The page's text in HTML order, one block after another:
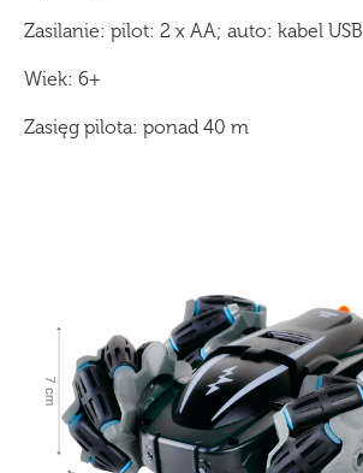
Zasilanie: pilot: 2 x AA; auto: kabel USB
Wiek: 6+
Zasięg pilota: ponad 40 m